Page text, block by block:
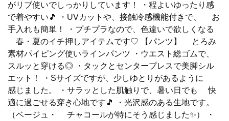
がリブ使いでしっかりしています！ ・程よいゆったり感
で着やすい🎵 ・UVカットや、接触冷感機能付きで、 お
手入れも簡単！ ・プチプラなので、色違いで欲しくなる
春・夏のイチ押しアイテムです♡ 【パンツ】 とろみ
素材パイピング使いラインパンツ ・ウエスト総ゴムで、
スルッと穿ける◎ ・タックとセンタープレスで美脚シル
エット！ ・Sサイズですが、少しゆとりがあるように
感じました。 ・サラッとした肌触りで、暑い日でも 快
適に過ごせる穿き心地です🎵 ・光沢感のある生地です。
（ベージュ・ チャコールが特にそう感じました✨） ・